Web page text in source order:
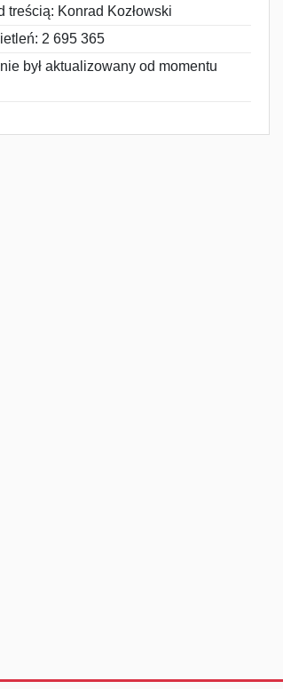
treścią: Konrad Kozłowski
2 695 365
był aktualizowany od momentu